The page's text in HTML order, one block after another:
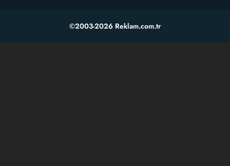
©2003-2026 Reklam.com.tr